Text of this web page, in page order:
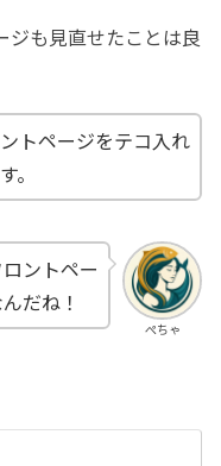
ジも見直せたことは良
トページをテコ入れ
。
ぺちゃ
ントペー
だね！